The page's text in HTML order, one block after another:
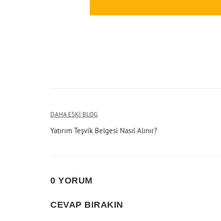
Yazı
gezinmesi
DAHA ESKI BLOG
Yatırım Teşvik Belgesi Nasıl Alınır?
0 YORUM
CEVAP BIRAKIN